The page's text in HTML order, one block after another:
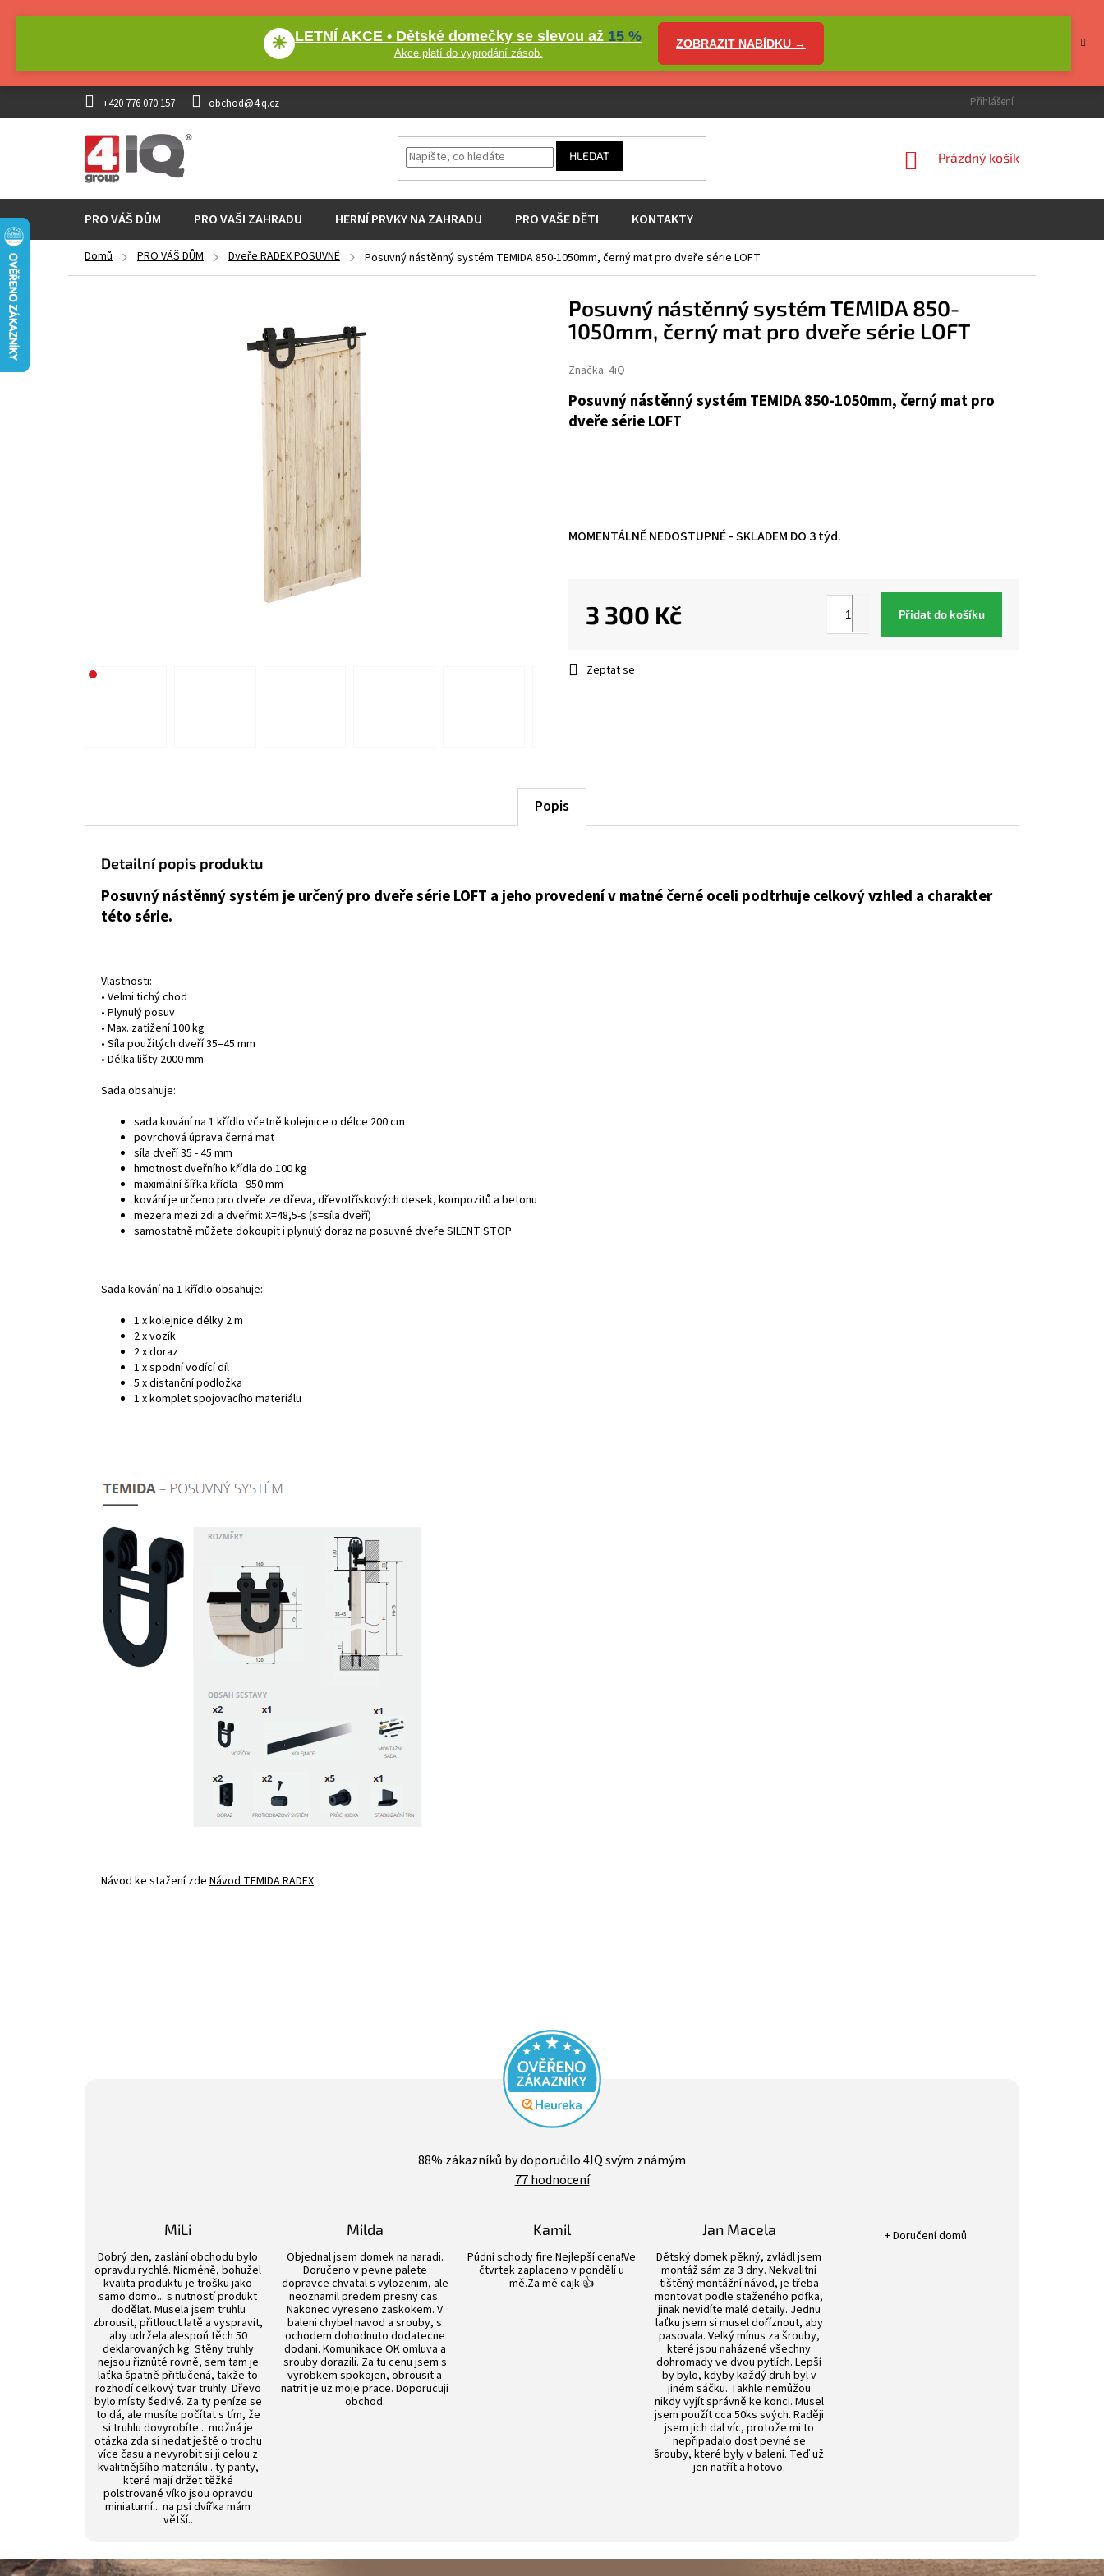
☀ LETNÍ AKCE • Dětské domečky se slevou až 15 %
Akce platí do vyprodání zásob.
ZOBRAZIT NABÍDKU →
+420 776 070 157 obchod@4iq.cz Přihlášení
HLEDAT
NÁKUPNÍ
Prázdný košík
PRO VÁŠ DŮM PRO VAŠI ZAHRADU HERNÍ PRVKY NA ZAHRADU PRO VAŠE DĚTI KONTAKTY
Domů PRO VÁŠ DŮM Dveře RADEX POSUVNÉ Posuvný nástěnný systém TEMIDA 850-1050mm, černý mat pro dveře série LOFT
Posuvný nástěnný systém TEMIDA 850-1050mm, černý mat pro
dveře série LOFT
Zeptat se
MOMENTÁLNĚ NEDOSTUPNÉ - SKLADEM DO 3 týd.
3 300 Kč Přidat do košíku
Posuvný nástěnný systém TEMIDA 850-
1050mm, černý mat pro dveře série LOFT
Značka: 4iQ
Popis
Detailní popis produktu
Posuvný nástěnný systém je určený pro dveře série LOFT a jeho provedení v matné černé oceli podtrhuje celkový vzhled a charakter
této série.
Vlastnosti:
• Velmi tichý chod
• Plynulý posuv
• Max. zatížení 100 kg
• Síla použitých dveří 35–45 mm
• Délka lišty 2000 mm
Sada obsahuje:
sada kování na 1 křídlo včetně kolejnice o délce 200 cm
povrchová úprava černá mat
síla dveří 35 - 45 mm
hmotnost dveřního křídla do 100 kg
maximální šířka křídla - 950 mm
kování je určeno pro dveře ze dřeva, dřevotřískových desek, kompozitů a betonu
mezera mezi zdi a dveřmi: X=48,5-s (s=síla dveří)
samostatně můžete dokoupit i plynulý doraz na posuvné dveře SILENT STOP
Sada kování na 1 křídlo obsahuje:
1 x kolejnice délky 2 m
2 x vozík
2 x doraz
1 x spodní vodící díl
5 x distanční podložka
1 x komplet spojovacího materiálu
Návod ke stažení zde Návod TEMIDA RADEX
hodnocení
obchodu
je
hvězdiček.
88% zákazníků by doporučilo 4IQ svým známým
77 hodnocení
MiLi
Dobrý den, zaslání obchodu bylo
opravdu rychlé. Nicméně, bohužel
kvalita produktu je trošku jako
samo domo... s nutností produkt
dodělat. Musela jsem truhlu
zbrousit, přitlouct latě a vyspravit,
aby udržela alespoň těch 50
deklarovaných kg. Stěny truhly
nejsou řiznůté rovně, sem tam je
laťka špatně přitlučená, takže to
rozhodí celkový tvar truhly. Dřevo
bylo místy šedivé. Za ty peníze se
to dá, ale musíte počítat s tím, že
si truhlu dovyrobíte... možná je
otázka zda si nedat ještě o trochu
více času a nevyrobit si ji celou z
kvalitnějšího materiálu.. ty panty,
které mají držet těžké
polstrované víko jsou opravdu
miniaturní... na psí dvířka mám
větší..
Milda
Objednal jsem domek na naradi.
Doručeno v pevne palete
dopravce chvatal s vylozenim, ale
neoznamil predem presny cas.
Nakonec vyreseno zaskokem. V
baleni chybel navod a srouby, s
ochodem dohodnuto dodatecne
dodani. Komunikace OK omluva a
srouby dorazili. Za tu cenu jsem s
vyrobkem spokojen, obrousit a
natrit je uz moje prace. Doporucuji
obchod.
Kamil
Půdní schody fire.Nejlepší cena!Ve
čtvrtek zaplaceno v pondělí u
mě.Za mě cajk 👍
Jan Macela
Dětský domek pěkný, zvládl jsem
montáž sám za 3 dny. Nekvalitní
tištěný montážní návod, je třeba
montovat podle staženého pdfka,
jinak nevidíte malé detaily. Jednu
laťku jsem si musel doříznout, aby
pasovala. Velký mínus za šrouby,
které jsou naházené všechny
dohromady ve dvou pytlích. Lepší
by bylo, kdyby každý druh byl v
jiném sáčku. Takhle nemůžou
nikdy vyjít správně ke konci. Musel
jsem použít cca 50ks svých. Raději
jsem jich dal víc, protože mi to
nepřipadalo dost pevné se
šrouby, které byly v balení. Teď už
jen natřít a hotovo.
+ Doručení domů
Z